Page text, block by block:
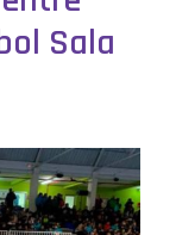
Sala